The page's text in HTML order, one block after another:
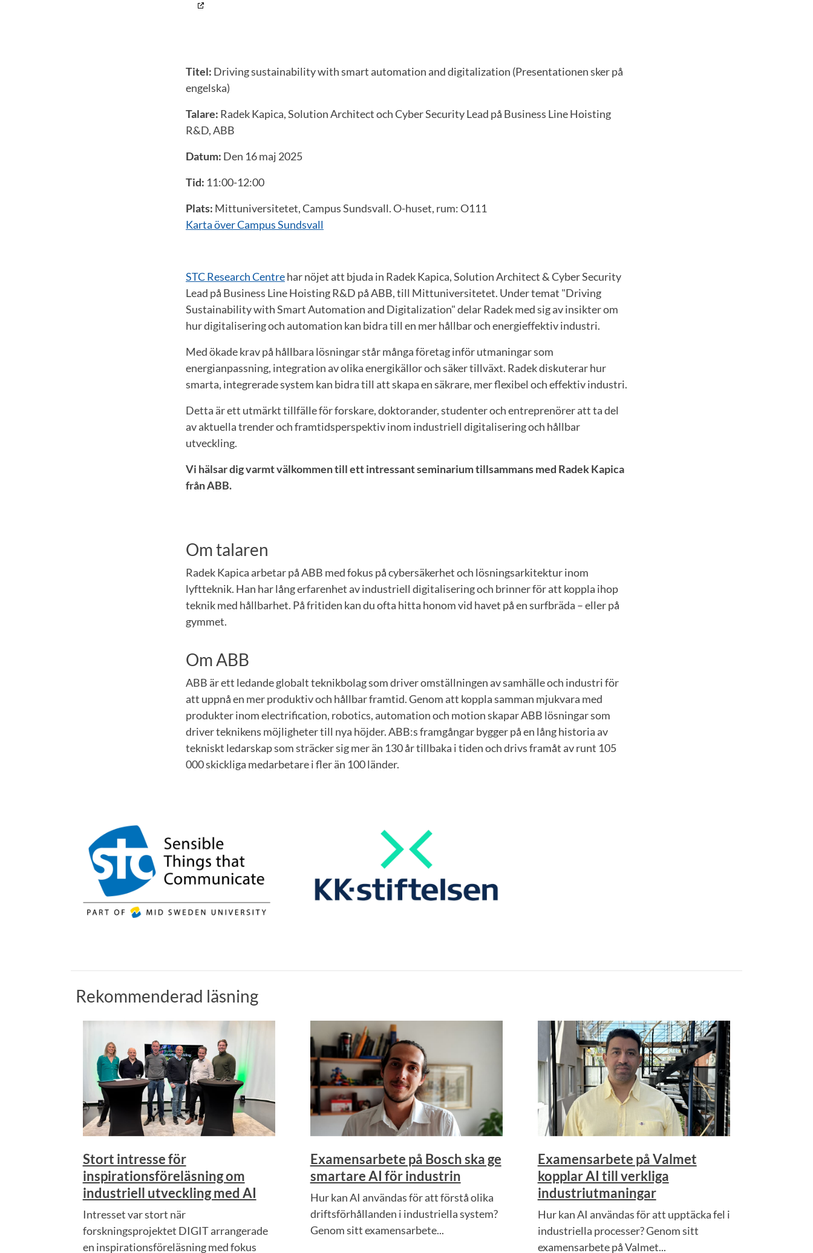
Titel: Driving sustainability with smart automation and digitalization (Presentationen sker på
engelska)
Talare: Radek Kapica, Solution Architect och Cyber Security Lead på Business Line Hoisting
R&D, ABB
Datum: Den 16 maj 2025
Tid: 11:00-12:00
Plats: Mittuniversitetet, Campus Sundsvall. O-huset, rum: O111
Karta över Campus Sundsvall
STC Research Centrehar nöjet att bjuda in Radek Kapica, Solution Architect & Cyber Security
Lead på Business Line Hoisting R&D på ABB, till Mittuniversitetet. Under temat "Driving
Sustainability with Smart Automation and Digitalization" delar Radek med sig av insikter om
hur digitalisering och automation kan bidra till en mer hållbar och energieffektiv industri.
Med ökade krav på hållbara lösningar står många företag inför utmaningar som
energianpassning, integration av olika energikällor och säker tillväxt. Radek diskuterar hur
smarta, integrerade system kan bidra till att skapa en säkrare, mer flexibel och effektiv industri.
Detta är ett utmärkt tillfälle för forskare, doktorander, studenter och entreprenörer att ta del
av aktuella trender och framtidsperspektiv inom industriell digitalisering och hållbar
utveckling.
Vi hälsar dig varmt välkommen till ett intressant seminarium tillsammans med Radek Kapica
från ABB.
Om talaren
Radek Kapica arbetar på ABB med fokus på cybersäkerhet och lösningsarkitektur inom
lyftteknik. Han har lång erfarenhet av industriell digitalisering och brinner för att koppla ihop
teknik med hållbarhet. På fritiden kan du ofta hitta honom vid havet på en surfbräda – eller på
gymmet.
Om ABB
ABB är ett ledande globalt teknikbolag som driver omställningen av samhälle och industri för
att uppnå en mer produktiv och hållbar framtid. Genom att koppla samman mjukvara med
produkter inom electrification, robotics, automation och motion skapar ABB lösningar som
driver teknikens möjligheter till nya höjder. ABB:s framgångar bygger på en lång historia av
tekniskt ledarskap som sträcker sig mer än 130 år tillbaka i tiden och drivs framåt av runt 105
000 skickliga medarbetare i fler än 100 länder.
Rekommenderad läsning
Stort intresse för
inspirationsföreläsning om
industriell utveckling med AI
Intresset var stort när
forskningsprojektet DIGIT arrangerade
en inspirationsföreläsning med fokus
Examensarbete på Bosch ska ge
smartare AI för industrin
Hur kan AI användas för att förstå olika
driftsförhållanden i industriella system?
Genom sitt examensarbete...
Examensarbete på Valmet
kopplar AI till verkliga
industriutmaningar
Hur kan AI användas för att upptäcka fel i
industriella processer? Genom sitt
examensarbete på Valmet...